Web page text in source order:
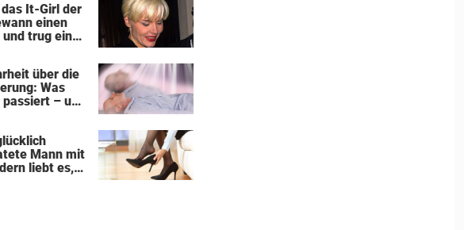
It-Girl der
einen
und trug ein
über die
Was
– und
Mann mit
liebt es,